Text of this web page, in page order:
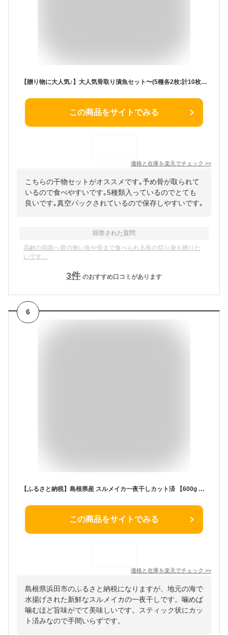
【贈り物に大人気♪】大人気骨取り漬魚セット〜(5種各2枚:計10枚) お歳暮 敬老の日 贈り物 お中元 ギフト さば 鯖 母の日 父の日 魚 干物 魚 詰め合わせ プレゼント 祝い 冷凍 おかず つまみ 鯖 アジ 鯵 味噌 さばみりん 西京漬け 西京漬
この商品をサイトでみる
価格と在庫を楽天でチェック >>
こちらの干物セットがオススメです｡予め骨が取られて
いるので食べやすいです｡5種類入っているのでとても
良いです｡真空パックされているので保存しやすいです｡
回答された質問
高齢の両親へ骨の無い魚や骨まで食べられる魚の切り身を贈りた
いです。
3件 のおすすめ口コミがあります
6
【ふるさと納税】島根県産 スルメイカ一夜干しカット済 【600g 800g 1kg 1.2kg 1.6kg 2kg 2.4kg】選べる 内容量 産地直送 干物 一夜干し イカ するめいか 人気 大容量 小分け 個包装 焼くだけ 国産 ふるさと納税 イカ ふるさと納税するめいか
この商品をサイトでみる
価格と在庫を楽天でチェック >>
島根県浜田市のふるさと納税になりますが、地元の海で
水揚げされた新鮮なスルメイカの一夜干しです。噛めば
噛むほど旨味がでて美味しいです。スティック状にカッ
ト済みなので手間いらずです。